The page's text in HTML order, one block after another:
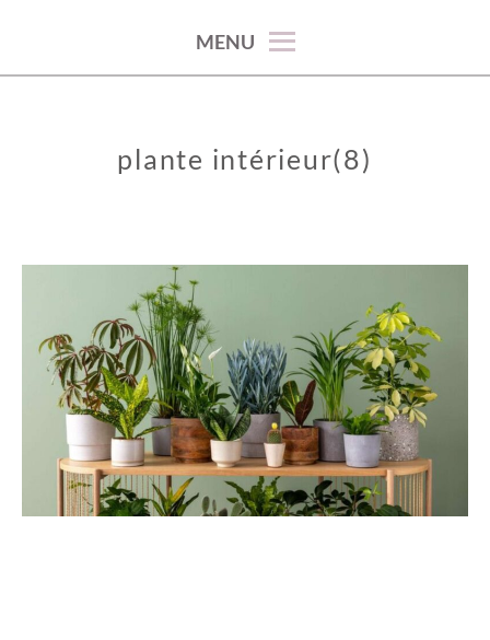
MENU
plante intérieur(8)